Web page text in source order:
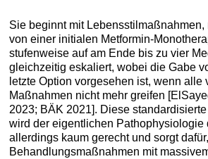
Sie beginnt mit Lebensstilmaßnahmen,
von einer initialen Metformin-
stufenweise auf am Ende bis zu vier
gleichzeitig eskaliert, wobei die Gabe
letzte Option vorgesehen ist, wenn alle
Maßnahmen nicht mehr greifen
2023; BÄK 2021]. Diese
wird der eigentlichen Pathophysiologie
allerdings kaum gerecht und sorgt
Behandlungsmaßnahmen mit